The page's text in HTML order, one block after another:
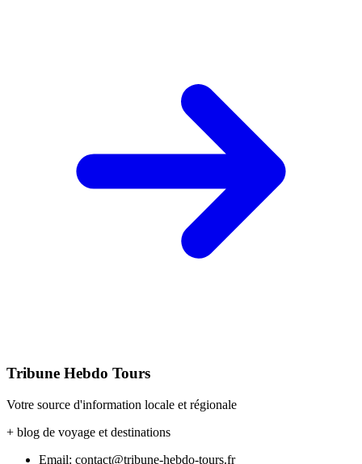
Tribune Hebdo Tours
Votre source d'information locale et régionale
+ blog de voyage et destinations
Email: contact@tribune-hebdo-tours.fr